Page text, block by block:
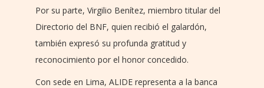
Por su parte, Virgilio Benítez, miembro titular del
Directorio del BNF, quien recibió el galardón,
también expresó su profunda gratitud y
reconocimiento por el honor concedido.
Con sede en Lima, ALIDE representa a la banca